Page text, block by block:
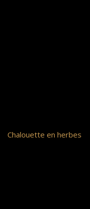
Chalouette en herbes